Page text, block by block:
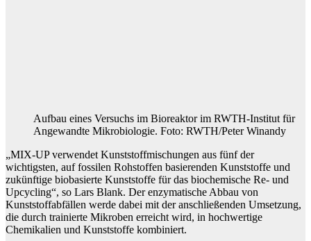
Aufbau eines Versuchs im Bioreaktor im RWTH-Institut für
Angewandte Mikrobiologie. Foto: RWTH/Peter Winandy
„MIX-UP verwendet Kunststoffmischungen aus fünf der
wichtigsten, auf fossilen Rohstoffen basierenden Kunststoffe und
zukünftige biobasierte Kunststoffe für das biochemische Re- und
Upcycling“, so Lars Blank. Der enzymatische Abbau von
Kunststoffabfällen werde dabei mit der anschließenden Umsetzung,
die durch trainierte Mikroben erreicht wird, in hochwertige
Chemikalien und Kunststoffe kombiniert.